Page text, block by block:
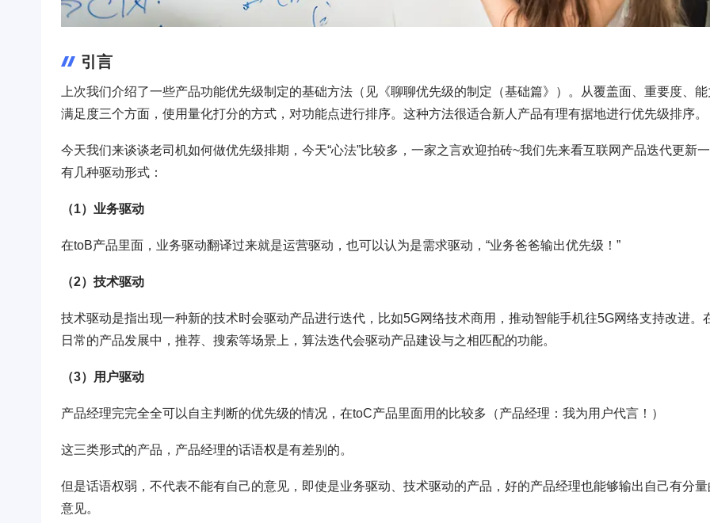
引言
上次我们介绍了一些产品功能优先级制定的基础方法（见《聊聊优先级的制定（基础篇》）。从覆盖面、重要度、能
满足度三个方面，使用量化打分的方式，对功能点进行排序。这种方法很适合新人产品有理有据地进行优先级排序。
今天我们来谈谈老司机如何做优先级排期，今天“心法”比较多，一家之言欢迎拍砖~我们先来看互联网产品迭代更新
有几种驱动形式：
（1）业务驱动
在toB产品里面，业务驱动翻译过来就是运营驱动，也可以认为是需求驱动，“业务爸爸输出优先级！”
（2）技术驱动
技术驱动是指出现一种新的技术时会驱动产品进行迭代，比如5G网络技术商用，推动智能手机往5G网络支持改进。
日常的产品发展中，推荐、搜索等场景上，算法迭代会驱动产品建设与之相匹配的功能。
（3）用户驱动
产品经理完完全全可以自主判断的优先级的情况，在toC产品里面用的比较多（产品经理：我为用户代言！）
这三类形式的产品，产品经理的话语权是有差别的。
但是话语权弱，不代表不能有自己的意见，即使是业务驱动、技术驱动的产品，好的产品经理也能够输出自己有分量
意见。